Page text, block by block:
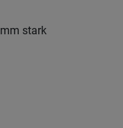
stark